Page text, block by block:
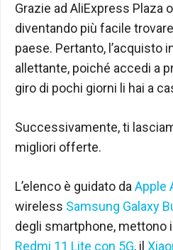
Grazie ad AliExpress Plaza
diventando più facile
paese. Pertanto, l’acquisto
allettante, poiché accedi a
giro di pochi giorni li hai a
Successivamente, ti
migliori offerte.
L’elenco è guidato daApple
wireless Samsung Galaxy
degli smartphone, mettono
Redmi 11 Lite con 5G, il